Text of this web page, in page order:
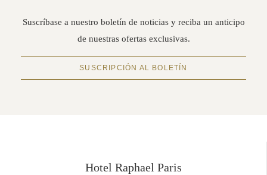
Suscríbase a nuestro boletín de noticias y reciba un anticipo
de nuestras ofertas exclusivas.
SUSCRIPCIÓN AL BOLETÍN
Hotel Raphael Paris